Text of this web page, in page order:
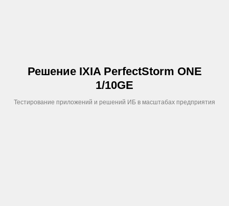
Решение IXIA PerfectStorm ONE
1/10GE
Тестирование приложений и решений ИБ в масштабах предприятия